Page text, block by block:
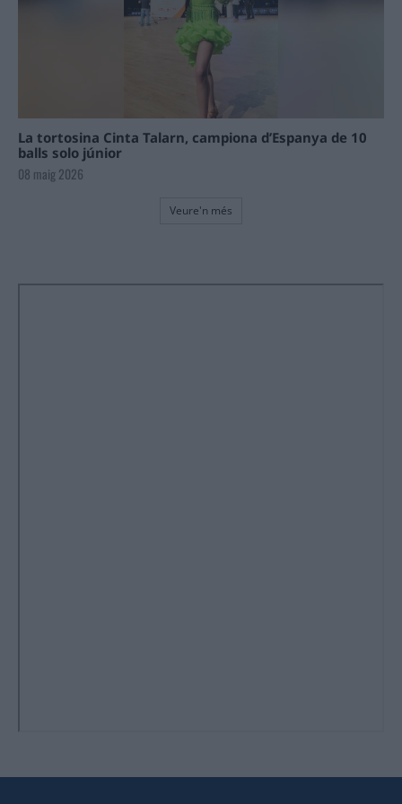
La tortosina Cinta Talarn, campiona d’Espanya de 10
balls solo júnior
08 maig 2026
Veure'n més